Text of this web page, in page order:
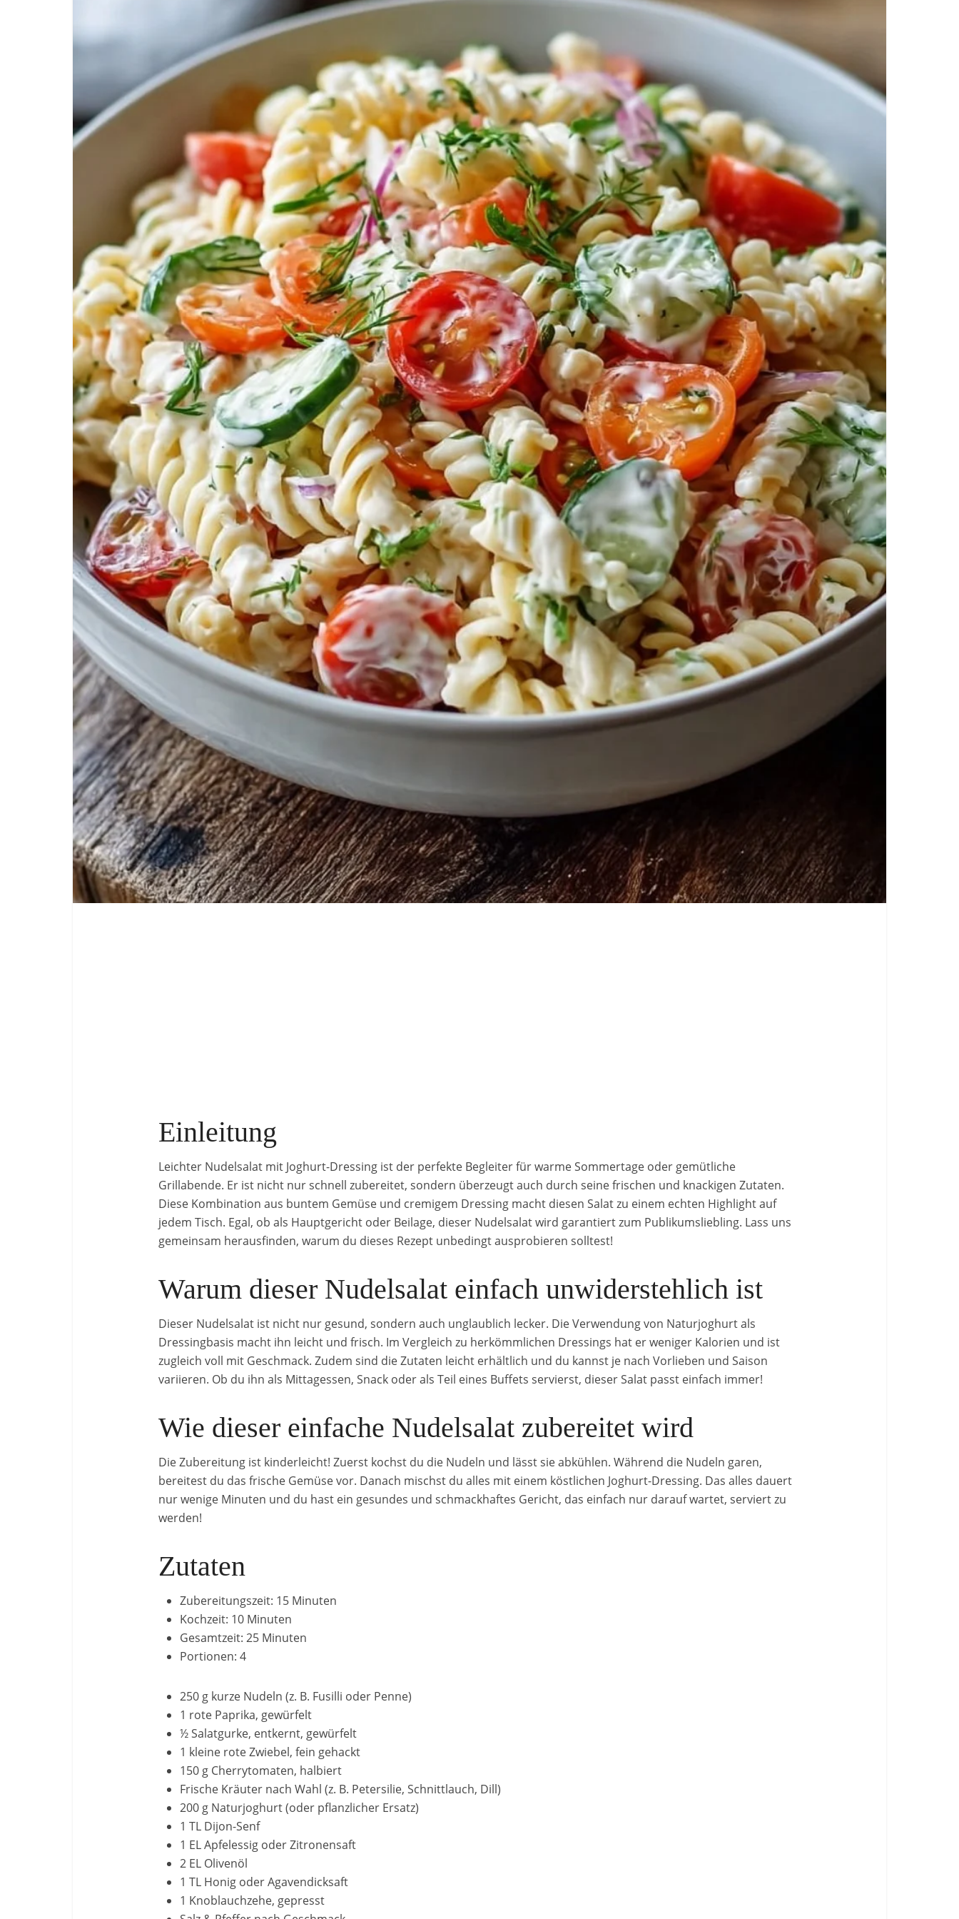
Einleitung
Leichter Nudelsalat mit Joghurt-Dressing ist der perfekte Begleiter für warme Sommertage oder gemütliche
Grillabende. Er ist nicht nur schnell zubereitet, sondern überzeugt auch durch seine frischen und knackigen Zutaten.
Diese Kombination aus buntem Gemüse und cremigem Dressing macht diesen Salat zu einem echten Highlight auf
jedem Tisch. Egal, ob als Hauptgericht oder Beilage, dieser Nudelsalat wird garantiert zum Publikumsliebling. Lass uns
gemeinsam herausfinden, warum du dieses Rezept unbedingt ausprobieren solltest!
Warum dieser Nudelsalat einfach unwiderstehlich ist
Dieser Nudelsalat ist nicht nur gesund, sondern auch unglaublich lecker. Die Verwendung von Naturjoghurt als
Dressingbasis macht ihn leicht und frisch. Im Vergleich zu herkömmlichen Dressings hat er weniger Kalorien und ist
zugleich voll mit Geschmack. Zudem sind die Zutaten leicht erhältlich und du kannst je nach Vorlieben und Saison
variieren. Ob du ihn als Mittagessen, Snack oder als Teil eines Buffets servierst, dieser Salat passt einfach immer!
Wie dieser einfache Nudelsalat zubereitet wird
Die Zubereitung ist kinderleicht! Zuerst kochst du die Nudeln und lässt sie abkühlen. Während die Nudeln garen,
bereitest du das frische Gemüse vor. Danach mischst du alles mit einem köstlichen Joghurt-Dressing. Das alles dauert
nur wenige Minuten und du hast ein gesundes und schmackhaftes Gericht, das einfach nur darauf wartet, serviert zu
werden!
Zutaten
Zubereitungszeit: 15 Minuten
Kochzeit: 10 Minuten
Gesamtzeit: 25 Minuten
Portionen: 4
250 g kurze Nudeln (z. B. Fusilli oder Penne)
1 rote Paprika, gewürfelt
½ Salatgurke, entkernt, gewürfelt
1 kleine rote Zwiebel, fein gehackt
150 g Cherrytomaten, halbiert
Frische Kräuter nach Wahl (z. B. Petersilie, Schnittlauch, Dill)
200 g Naturjoghurt (oder pflanzlicher Ersatz)
1 TL Dijon-Senf
1 EL Apfelessig oder Zitronensaft
2 EL Olivenöl
1 TL Honig oder Agavendicksaft
1 Knoblauchzehe, gepresst